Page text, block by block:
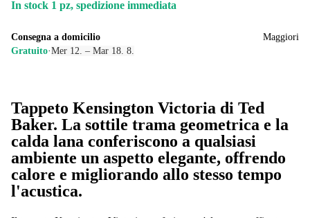
In stock 1 pz, spedizione immediata
Consegna a domicilio
Gratuito·Mer 12. – Mar 18. 8.
Maggiori
Tappeto Kensington Victoria di Ted
Baker. La sottile trama geometrica e la
calda lana conferiscono a qualsiasi
ambiente un aspetto elegante, offrendo
calore e migliorando allo stesso tempo
l'acustica.